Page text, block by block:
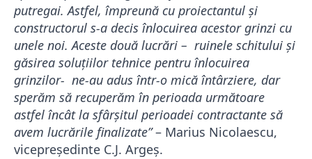
putregai. Astfel, împreună cu proiectantul și
constructorul s-a decis înlocuirea acestor grinzi cu
unele noi. Aceste două lucrări – ruinele schitului și
găsirea soluțiilor tehnice pentru înlocuirea
grinzilor- ne-au adus într-o mică întârziere, dar
sperăm să recuperăm în perioada următoare
astfel încât la sfârșitul perioadei contractante să
avem lucrările finalizate”– Marius Nicolaescu,
vicepreședinte C.J. Argeș.